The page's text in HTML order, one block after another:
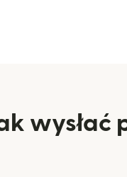
wysłać